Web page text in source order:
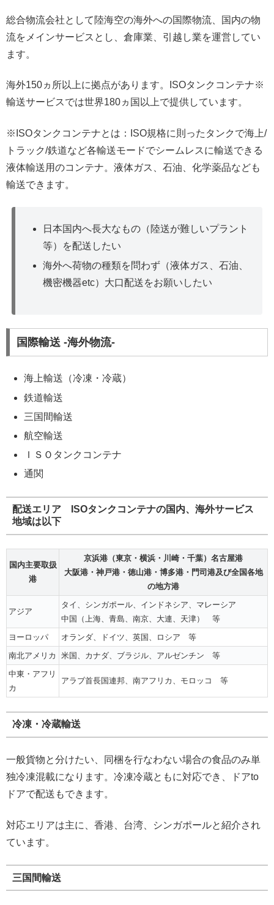
総合物流会社として陸海空の海外への国際物流、国内の物
流をメインサービスとし、倉庫業、引越し業を運営してい
ます。
海外150ヵ所以上に拠点があります。ISOタンクコンテナ※
輸送サービスでは世界180ヵ国以上で提供しています。
※ISOタンクコンテナとは：ISO規格に則ったタンクで海上/
トラック/鉄道など各輸送モードでシームレスに輸送できる
液体輸送用のコンテナ。液体ガス、石油、化学薬品なども
輸送できます。
日本国内へ長大なもの（陸送が難しいプラント
等）を配送したい
海外へ荷物の種類を問わず（液体ガス、石油、
機密機器etc）大口配送をお願いしたい
国際輸送 -海外物流-
海上輸送（冷凍・冷蔵）
鉄道輸送
三国間輸送
航空輸送
ＩＳＯタンクコンテナ
通関
配送エリア ISOタンクコンテナの国内、海外サービス
地域は以下
国内主要取扱
港
京浜港（東京・横浜・川崎・千葉）名古屋港
大阪港・神戸港・徳山港・博多港・門司港及び全国各地
の地方港
アジア
タイ、シンガポール、インドネシア、マレーシア
中国（上海、青島、南京、大連、天津） 等
ヨーロッパ
オランダ、ドイツ、英国、ロシア 等
南北アメリカ
米国、カナダ、ブラジル、アルゼンチン 等
中東・アフリ
カ
アラブ首長国連邦、南アフリカ、モロッコ 等
冷凍・冷蔵輸送
一般貨物と分けたい、同梱を行なわない場合の食品のみ単
独冷凍混載になります。冷凍冷蔵ともに対応でき、ドアto
ドアで配送もできます。
対応エリアは主に、香港、台湾、シンガポールと紹介され
ています。
三国間輸送